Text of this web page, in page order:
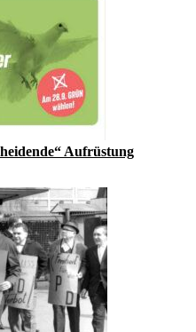
Aufrüstung